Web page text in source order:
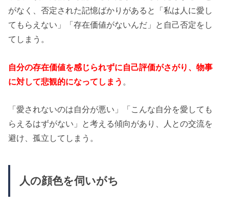
がなく、否定された記憶ばかりがあると「私は人に愛し
てもらえない」「存在価値がないんだ」と自己否定をし
てしまう。
自分の存在価値を感じられずに自己評価がさがり、物事
に対して悲観的になってしまう 。
「愛されないのは自分が悪い」「こんな自分を愛しても
らえるはずがない」と考える傾向があり、人との交流を
避け、孤立してしまう。
人の顔色を伺いがち